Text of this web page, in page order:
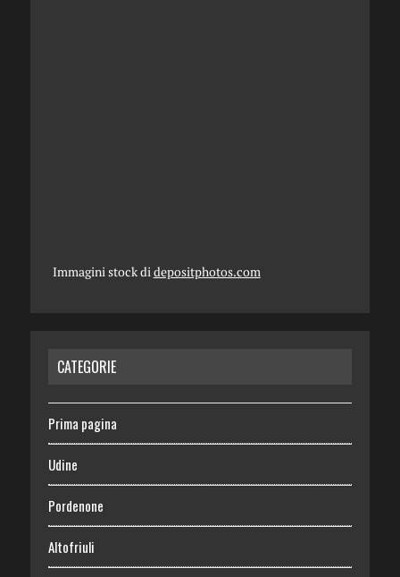
Immagini stock didepositphotos.com
CATEGORIE
Prima pagina
Udine
Pordenone
Altofriuli